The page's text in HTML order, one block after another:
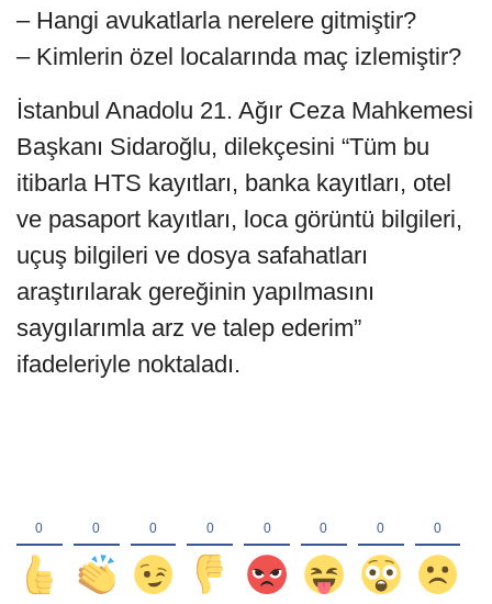
– Hangi avukatlarla nerelere gitmiştir?
– Kimlerin özel localarında maç izlemiştir?
İstanbul Anadolu 21. Ağır Ceza Mahkemesi
Başkanı Sidaroğlu, dilekçesini “Tüm bu
itibarla HTS kayıtları, banka kayıtları, otel
ve pasaport kayıtları, loca görüntü bilgileri,
uçuş bilgileri ve dosya safahatları
araştırılarak gereğinin yapılmasını
saygılarımla arz ve talep ederim”
ifadeleriyle noktaladı.